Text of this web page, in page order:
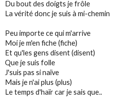
Du bout des doigts je frôle
La vérité donc je suis à mi-chemin
Peu importe ce qui m'arrive
Moi je m'en fiche (fiche)
Et qu'les gens disent (disent)
Que je suis folle
J'suis pas si naïve
Mais je n'ai plus (plus)
Le temps d'haïr car je sais que..